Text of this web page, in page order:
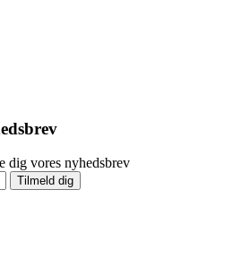
dig vores nyhedsbrev
Tilmeld dig